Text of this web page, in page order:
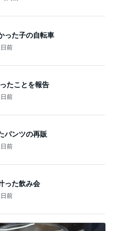
った子の自転車
前
たことを報告
前
パンツの再販
前
った飲み会
前